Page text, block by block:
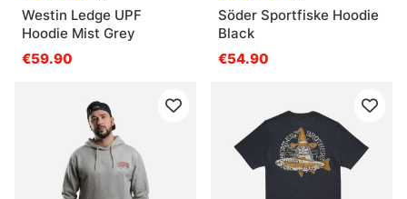
Westin Ledge UPF
Hoodie Mist Grey
€59.90
Söder Sportfiske Hoodie
Black
€54.90